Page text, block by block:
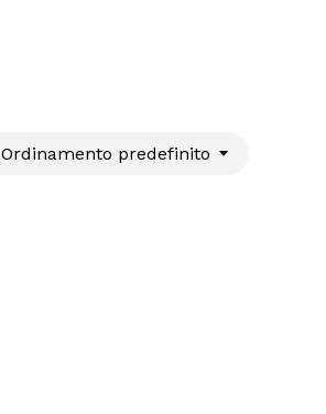
Ordinamento predefinito